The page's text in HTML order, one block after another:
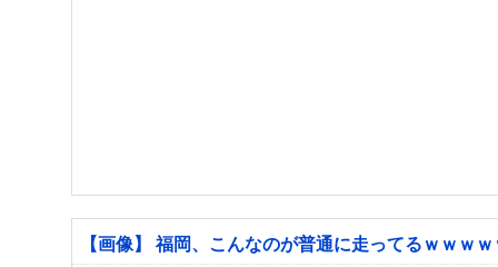
【画像】 福岡、こんなのが普通に走ってるｗｗｗ